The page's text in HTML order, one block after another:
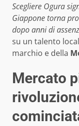
Scegliere Ogura
Giappone torna
dopo anni di
su un talento
marchio e della
Mercato